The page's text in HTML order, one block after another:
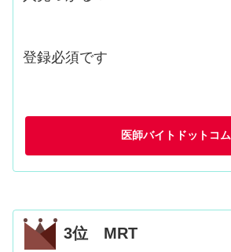
登録必須です
医師バイトドットコム
3位 MRT